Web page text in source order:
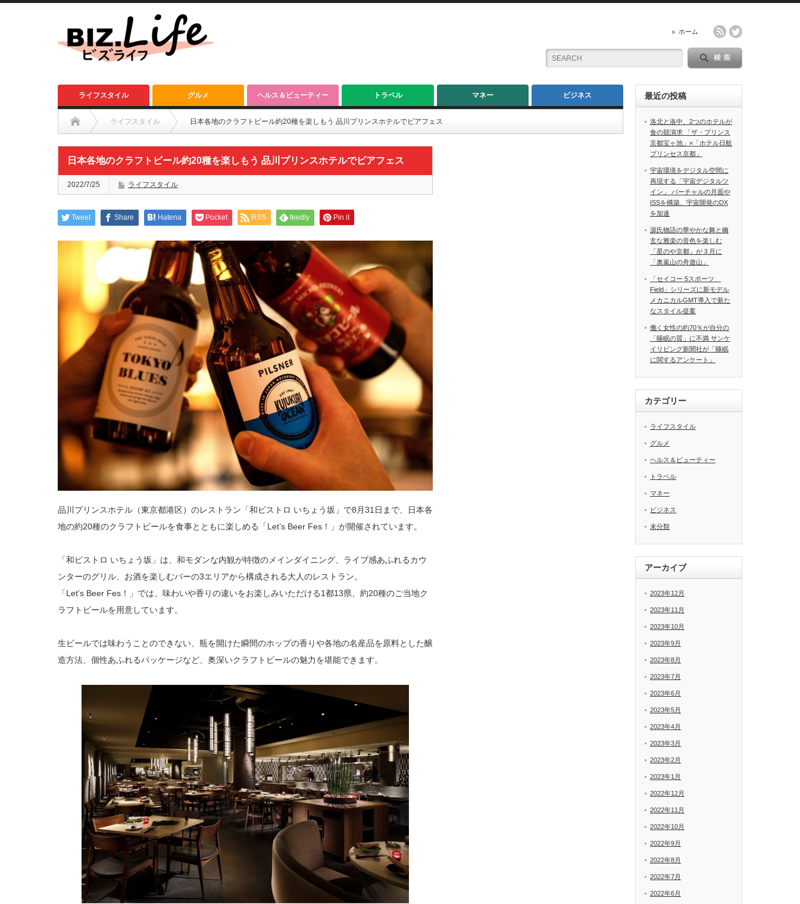
ホーム
ライフスタイル グルメ ヘルス＆ビューティー トラベル マネー ビジネス
ライフスタイル 日本各地のクラフトビール約20種を楽しもう 品川プリンスホテルでビアフェス
日本各地のクラフトビール約20種を楽しもう 品川プリンスホテルでビアフェス
2022/7/25 ライフスタイル
Tweet Share Hatena Pocket RSS feedly Pin it
品川プリンスホテル（東京都港区）のレストラン「和ビストロ いちょう坂」で8月31日まで、日本各
地の約20種のクラフトビールを食事とともに楽しめる「Let’s Beer Fes！」が開催されています。
「和ビストロ いちょう坂」は、和モダンな内観が特徴のメインダイニング、ライブ感あふれるカウ
ンターのグリル、お酒を楽しむバーの3エリアから構成される大人のレストラン。
「Let’s Beer Fes！」では、味わいや香りの違いをお楽しみいただける1都13県、約20種のご当地ク
ラフトビールを用意しています。
生ビールでは味わうことのできない、瓶を開けた瞬間のホップの香りや各地の名産品を原料とした醸
造方法、個性あふれるパッケージなど、奥深いクラフトビールの魅力を堪能できます。
最近の投稿
洛北と洛中、2つのホテルが
食の競演求 「ザ・プリンス
京都宝ヶ池」×「ホテル日航
プリンセス京都」
宇宙環境をデジタル空間に
再現する「宇宙デジタルツ
イン」 バーチャルの月面や
ISSを構築、宇宙開発のDX
を加速
源氏物語の華やかな舞と幽
玄な雅楽の音色を楽しむ
「星のや京都」が３月に
「奥嵐山の舟遊山」
「セイコー 5スポーツ
Field」シリーズに新モデル
メカニカルGMT導入で新た
なスタイル提案
働く女性の約70％が自分の
「睡眠の質」に不満 サンケ
イリビング新聞社が「睡眠
に関するアンケート」
カテゴリー
ライフスタイル
グルメ
ヘルス＆ビューティー
トラベル
マネー
ビジネス
未分類
アーカイブ
2023年12月
2023年11月
2023年10月
2023年9月
2023年8月
2023年7月
2023年6月
2023年5月
2023年4月
2023年3月
2023年2月
2023年1月
2022年12月
2022年11月
2022年10月
2022年9月
2022年8月
2022年7月
2022年6月